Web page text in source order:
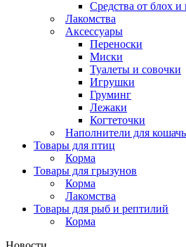
Средства от блох и
Лакомства
Аксессуары
Переноски
Миски
Туалеты и совочки
Игрушки
Груминг
Лежаки
Когтеточки
Наполнители для
Товары для птиц
Корма
Товары для грызунов
Корма
Лакомства
Товары для рыб и рептилий
Корма